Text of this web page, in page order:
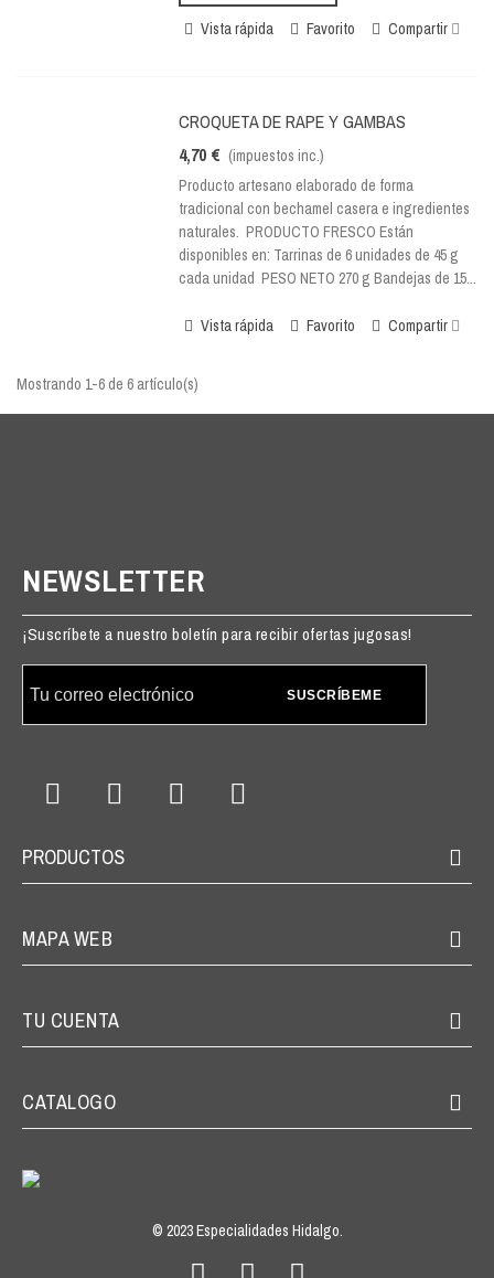
Vista rápida Favorito Compartir
CROQUETA DE RAPE Y GAMBAS
4,70 € (impuestos inc.)
Producto artesano elaborado de forma
tradicional con bechamel casera e ingredientes
naturales. PRODUCTO FRESCO Están
disponibles en: Tarrinas de 6 unidades de 45 g
cada unidad PESO NETO 270 g Bandejas de 15...
Vista rápida Favorito Compartir
Mostrando 1-6 de 6 artículo(s)
NEWSLETTER
¡Suscríbete a nuestro boletín para recibir ofertas jugosas!
SUSCRÍBEME
PRODUCTOS
MAPA WEB
TU CUENTA
CATALOGO
© 2023 Especialidades Hidalgo.